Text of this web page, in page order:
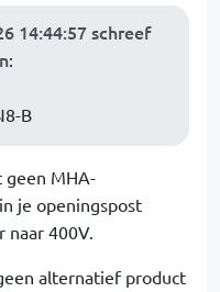
14:44:57 schreef
:
B
geen MHA-
je openingspost
naar 400V.
alternatief product